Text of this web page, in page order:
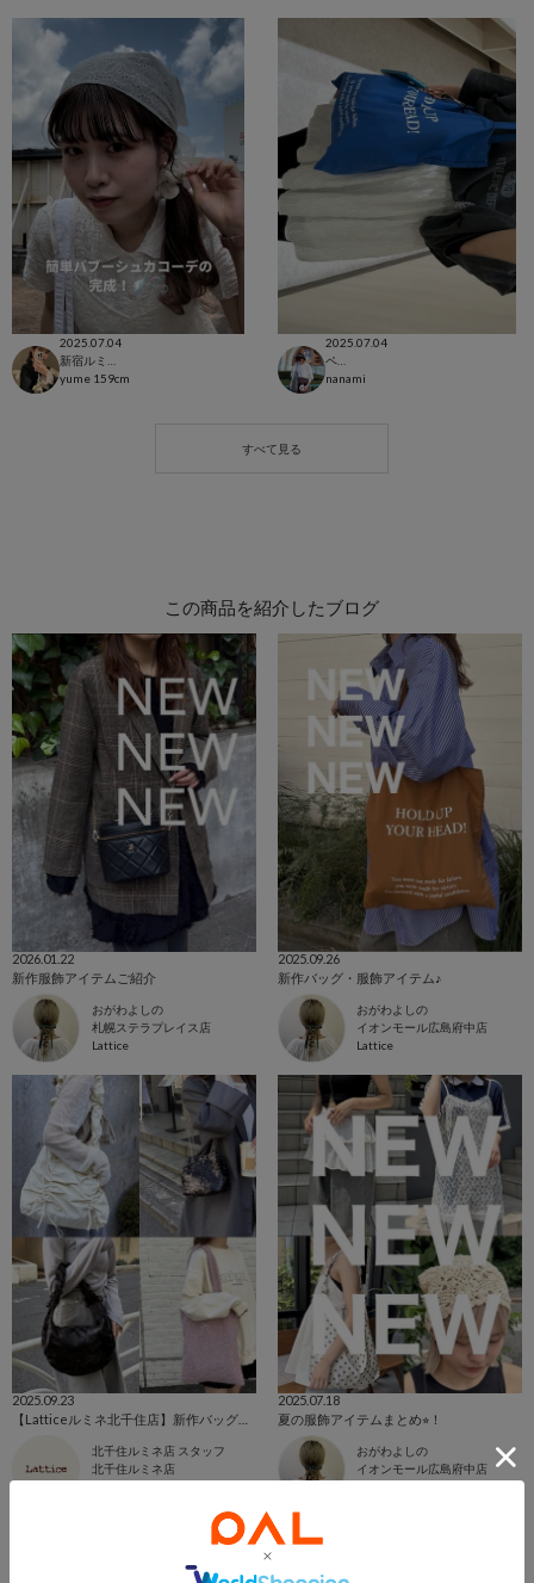
2025.07.04
yume 159cm
2025.07.04
ペリエ千葉店
nanami
この商品を紹介したブログ
2026.01.22
新作服飾アイテムご紹介
おがわよしの
札幌ステラプレイス店
Lattice
2025.09.26
新作バッグ・服飾アイテム♪
おがわよしの
イオンモール広島府中店
Lattice
2025.09.23
北千住ルミネ店 スタッフ
北千住ルミネ店
2025.07.18
夏の服飾アイテムまとめ⭐︎！
おがわよしの
イオンモール広島府中店